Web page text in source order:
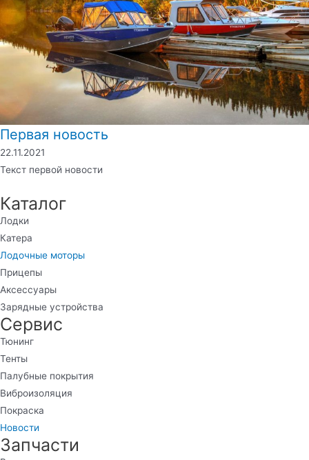
Первая новость
22.11.2021
Текст первой новости
Каталог
Лодки
Катера
Лодочные моторы
Прицепы
Аксессуары
Зарядные устройства
Сервис
Тюнинг
Тенты
Палубные покрытия
Виброизоляция
Покраска
Новости
Запчасти